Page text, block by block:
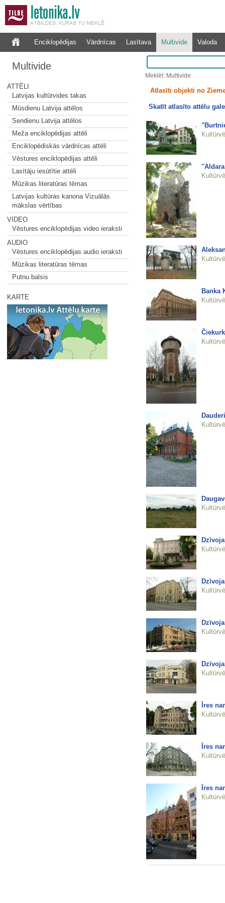
Enciklopēdijas Vārdnīcas Lasītava Multivide Valoda
Multivide
ATTĒLI
Latvijas kultūrvides takas
Mūsdienu Latvija attēlos
Sendienu Latvija attēlos
Meža enciklopēdijas attēli
Enciklopēdiskās vārdnīcas attēli
Vēstures enciklopēdijas attēli
Lasītāju iesūtītie attēli
Mūzikas literatūras tēmas
Latvijas kultūras kanona Vizuālās
mākslas vērtības
VIDEO
Vēstures enciklopēdijas video ieraksti
AUDIO
Vēstures enciklopēdijas audio ieraksti
Mūzikas literatūras tēmas
Putnu balsis
KARTE
Meklēt: Multivide
Atlasīti objekti no
Skatīt atlasīto attēlu
Banka
Īres
Īres
Īres